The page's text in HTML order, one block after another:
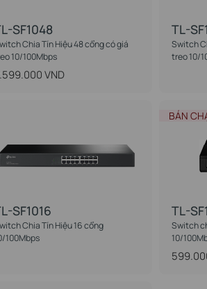
SF1048
Chia Tín Hiệu 48 cổng có giá
10/100Mbps
VND
TL-
Switch
treo 10/
SF1016
Chia Tín Hiệu 16 cổng
100Mbps
BÁN
TL-
Switch
10/